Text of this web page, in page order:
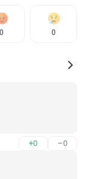
0 0
+0 –0